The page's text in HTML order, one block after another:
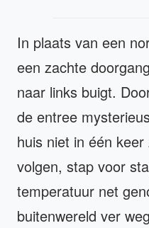
In plaats van een
een zachte
naar links buigt.
de entree
huis niet in één
volgen, stap voor
temperatuur net
buitenwereld ver